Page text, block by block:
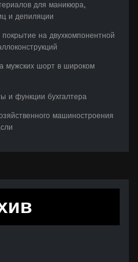
для маникюра,
и депиляции
на двухкомпонентной
мужских шорт в широком
и функции бухгалтера
машиностроения